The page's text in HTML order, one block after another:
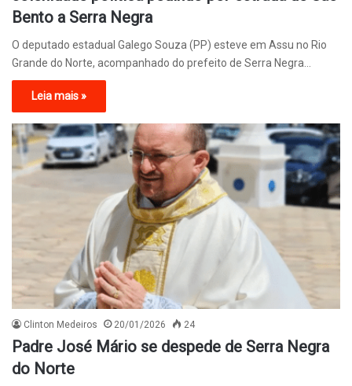
Bento a Serra Negra
O deputado estadual Galego Souza (PP) esteve em Assu no Rio
Grande do Norte, acompanhado do prefeito de Serra Negra…
Leia mais »
Clinton Medeiros 20/01/2026 24
Padre José Mário se despede de Serra Negra
do Norte